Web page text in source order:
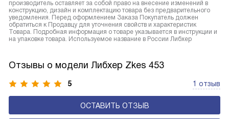
производитель оставляет за собой право на внесение изменений в
конструкцию, дизайн и комплектацию товара без предварительного
уведомления. Перед оформлением Заказа Покупатель должен
обратиться к Продавцу для уточнения свойств и характеристик
Товара. Подробная информация о товаре указывается в инструкции и
на упаковке товара. Используемое название в России Либхер
Отзывы о модели Либхер Zkes 453
5 1 отзыв
ОСТАВИТЬ ОТЗЫВ